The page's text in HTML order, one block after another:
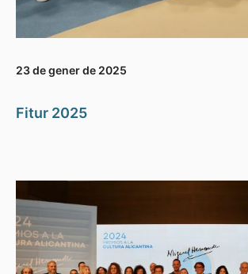
23 de gener de 2025
Fitur 2025